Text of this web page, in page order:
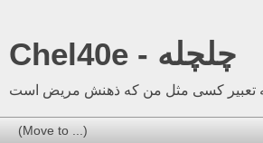
Chel40e - چلچله
تعبیر کسی مثل من که ذهنش مریض است